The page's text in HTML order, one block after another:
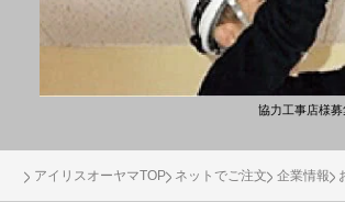
協力工事店様募
アイリスオーヤマTOP ネットでご注文 企業情報